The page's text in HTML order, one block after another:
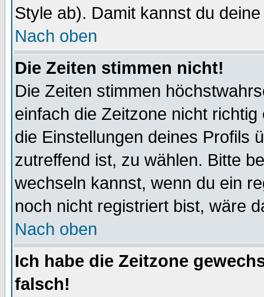
Style ab). Damit kannst du
Nach oben
Die Zeiten stimmen nicht!
Die Zeiten stimmen
einfach die Zeitzone nicht
die Einstellungen deines Profils
zutreffend ist, zu wählen. Bitte
wechseln kannst, wenn du ein
noch nicht registriert bist, wäre
Nach oben
Ich habe die Zeitzone
falsch!